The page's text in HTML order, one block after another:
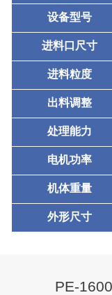
设备型号
进料口尺寸
进料粒度
出料调整
处理能力
电机功率
机体重量
外形尺寸
PE-